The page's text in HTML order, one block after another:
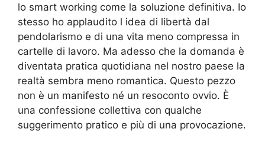
lo smart working come la soluzione definitiva. Io
stesso ho applaudito l idea di libertà dal
pendolarismo e di una vita meno compressa in
cartelle di lavoro. Ma adesso che la domanda è
diventata pratica quotidiana nel nostro paese la
realtà sembra meno romantica. Questo pezzo
non è un manifesto né un resoconto ovvio. È
una confessione collettiva con qualche
suggerimento pratico e più di una provocazione.